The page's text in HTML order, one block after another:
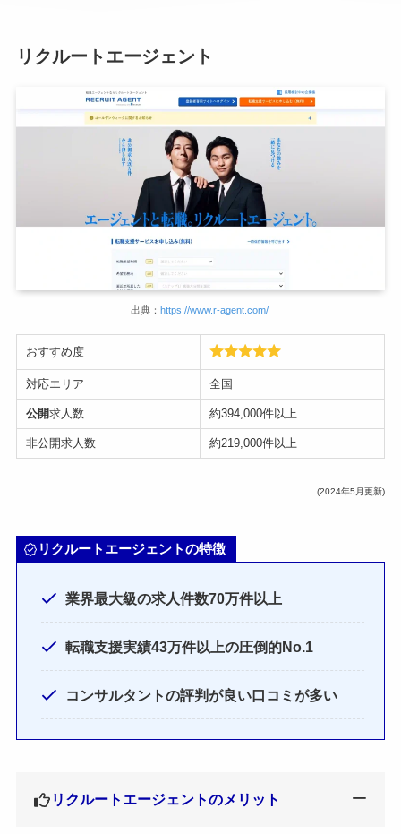
リクルートエージェント
出典：https://www.r-agent.com/
おすすめ度
対応エリア 全国
公開求人数 約394,000件以上
非公開求人数 約219,000件以上
(2024年5月更新)
リクルートエージェントの特徴
業界最大級の求人件数70万件以上
転職支援実績43万件以上の圧倒的No.1
コンサルタントの評判が良い口コミが多い
リクルートエージェントのメリット